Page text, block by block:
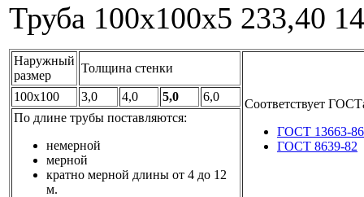
Труба 100x100x5 233,40
Наружный
размер
Толщина стенки
Соответствует
ГОСТ 13663-86
ГОСТ 8639-82
100x100 3,0 4,0 5,0
6,0
По длине трубы поставляются:
немерной
мерной
кратно мерной длины от 4 до 12
м.